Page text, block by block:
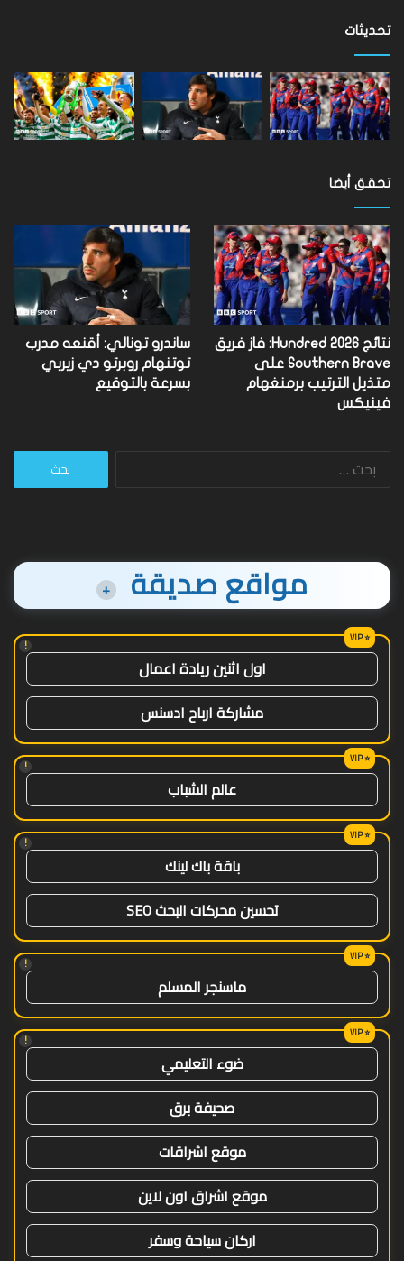
مستوى
العالم
تحديثات
تحقق أيضا
نتائج Hundred 2026: فاز فريق
Southern Brave على
متذيل الترتيب برمنغهام
فينيكس
ساندرو تونالي: أقنعه مدرب
توتنهام روبرتو دي زيربي
بسرعة بالتوقيع
البحث
مواقع صديقة +
!
اول اثنين ريادة اعمال
مشاركة ارباح ادسنس
!
عالم الشباب
!
باقة باك لينك
تحسين محركات البحث SEO
!
ماسنجر المسلم
!
ضوء التعليمي
صحيفة برق
موقع اشراقات
موقع اشراق اون لاين
اركان سياحة وسفر